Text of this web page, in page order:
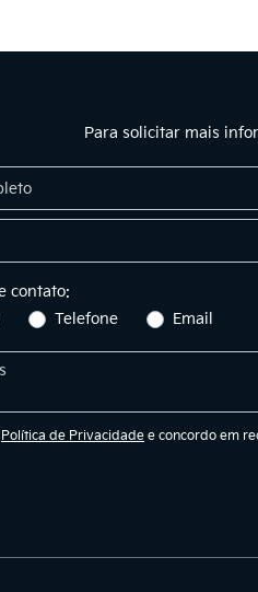
Para solicitar mais
contato:
Telefone Email
Política de Privacidade e concordo em